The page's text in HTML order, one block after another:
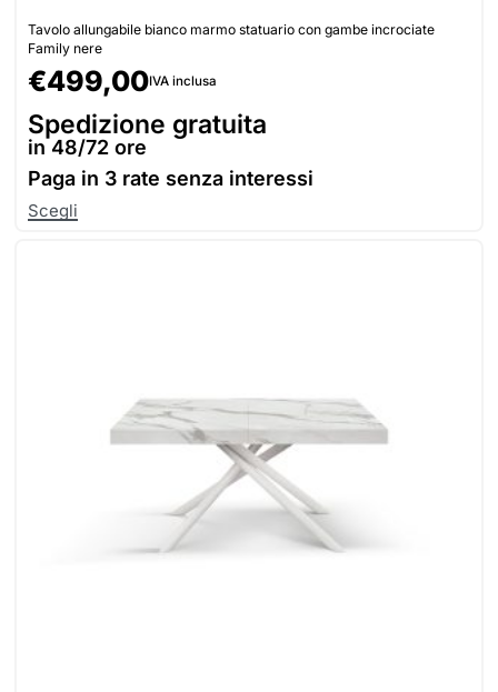
Tavolo allungabile bianco marmo statuario con gambe incrociate
Family nere
€499,00IVA inclusa
Spedizione gratuita
in 48/72 ore
Paga in 3 rate senza interessi
Scegli